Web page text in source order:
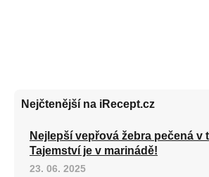
Nejčtenější na iRecept.cz
Nejlepší vepřová žebra pečená v
Tajemství je v marinádě!
23. 06. 2025